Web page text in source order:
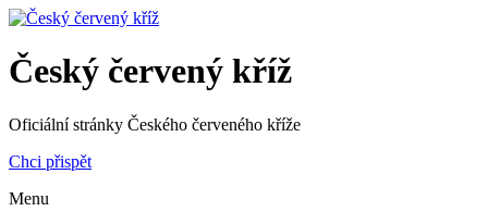
Český červený kříž
Oficiální stránky Českého červeného kříže
Chci přispět
Menu